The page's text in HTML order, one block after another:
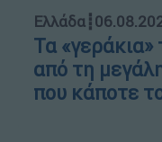
Ελλάδα┋
Τα
από τη
που κάποτε